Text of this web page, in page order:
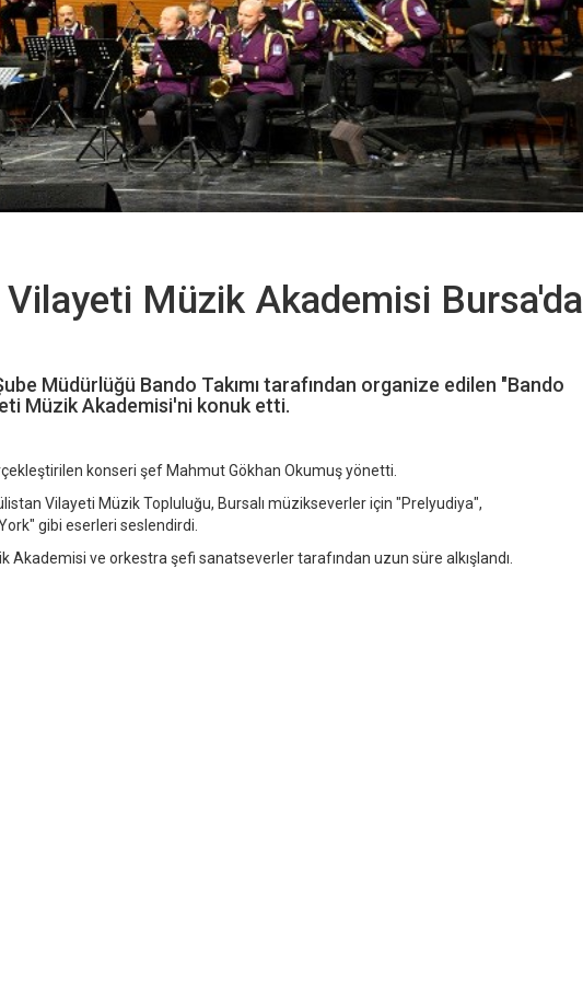
Müzik Akademisi Bursa'da
Müdürlüğü Bando Takımı tarafından organize edilen "Bando
Müzik Akademisi'ni konuk etti.
konseri şef Mahmut Gökhan Okumuş yönetti.
Vilayeti Müzik Topluluğu, Bursalı müzikseverler için "Prelyudiya",
gibi eserleri seslendirdi.
ve orkestra şefi sanatseverler tarafından uzun süre alkışlandı.